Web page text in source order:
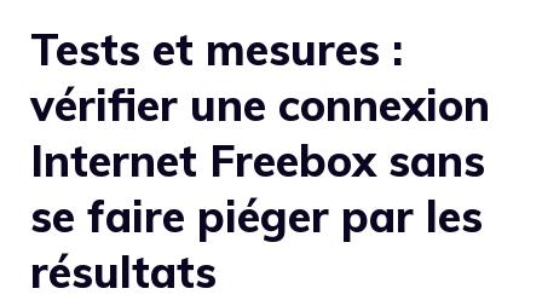
Tests et mesures :
vérifier une connexion
Internet Freebox sans
se faire piéger par les
résultats